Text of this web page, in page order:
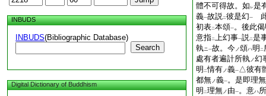
INBUDS
INBUDS(Bibliographic Database)
Search
Digital Dictionary of Buddhism
體不可得故。如 レ是
義一故説二彼是幻一
初表二本頌一。後此
意指二上幻事一説二是
執ニ一故。今ノ頌ハ明 二
處有者遍計所執ノ幻
明 二情有ノ義一△彼有
都無ノ義一。是即理無
明 二理無ノ 由一。意ハ